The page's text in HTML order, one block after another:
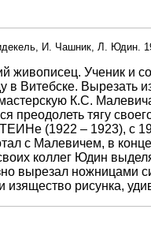
И. Чашник, Л. Юдин.
живописец. Ученик
Витебске. Вырезать
К.С.
тягу
(1922 – 1923), с
с Малевичем, в
коллег Юдин
вырезал
рисунка,